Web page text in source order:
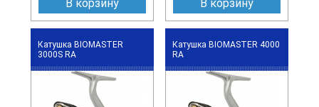
В корзину
В корзину
Катушка BIOMASTER
3000S RA
Катушка BIOMASTER 4000
RA